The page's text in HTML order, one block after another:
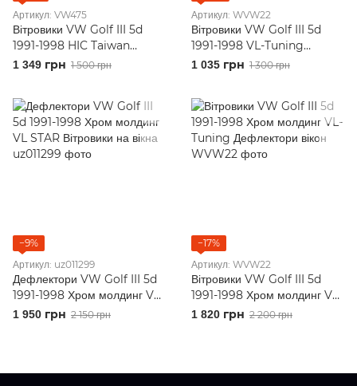
Артикул: VW475
Вітровики VW Golf III 5d
1991-1998 HIC Taiwan
Дефлектори на вікна
1 349 грн 1 500 грн
Артикул: WVW22
Вітровики VW Golf III 5d
1991-1998 VL-Tuning
Дефлектори вікон
1 035 грн 1 300 грн
−9%
Артикул: uz011299
Дефлектори VW Golf III 5d
1991-1998 Хром молдинг VL
STAR Вітровики на вікна
1 950 грн 2 150 грн
−17%
Артикул: WVW22
Вітровики VW Golf III 5d
1991-1998 Хром молдинг VL-
Tuning Дефлектори вікон
1 820 грн 2 200 грн